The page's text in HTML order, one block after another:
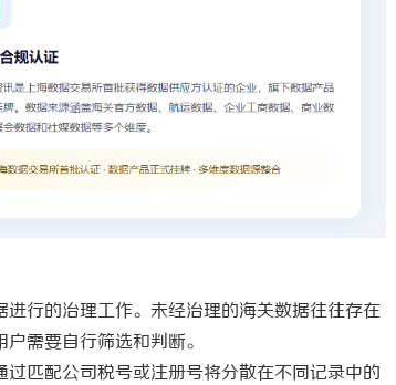
行的治理工作。未经治理的海关数据往往存在
需要自行筛选和判断。
匹配公司税号或注册号将分散在不同记录中的